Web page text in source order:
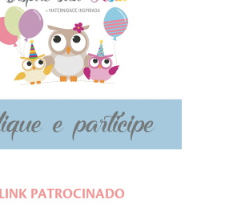
LINK PATROCINADO